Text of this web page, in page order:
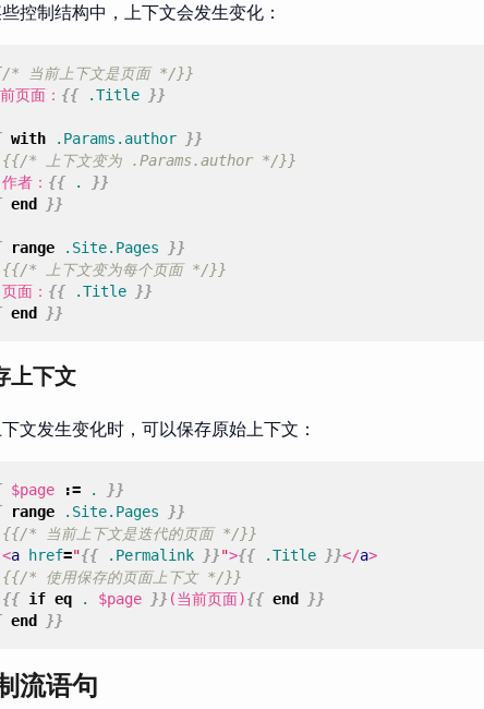
控制结构中，上下文会发生变化：
* 当前上下文是页面 */}}
页面： {{ .Title }}
with .Params.author
}}
{{/* 上下文变为 .Params.author */}}
者：
{{ .
}}
end }}
range .Site.Pages
}}
{{/* 上下文变为每个页面 */}}
面：
{{ .Title
}}
end }}
上下文
文发生变化时，可以保存原始上下文：
$page := .
}}
range .Site.Pages
}}
{{/* 当前上下文是迭代的页面 */}}
<a href="{{ .Permalink }}">{{ .Title }}</a>
{{/* 使用保存的页面上下文 */}}
{{ if eq . $page }} (当前页面){{ end
}}
end }}
流语句